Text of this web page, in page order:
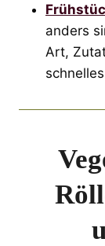
anders
Art,